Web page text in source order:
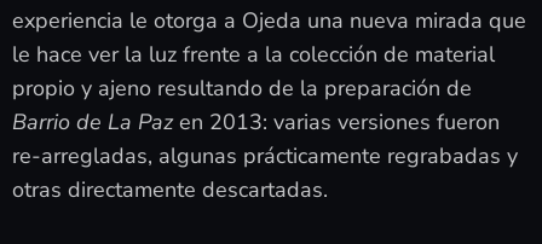
experiencia le otorga a Ojeda una nueva mirada que
le hace ver la luz frente a la colección de material
propio y ajeno resultando de la preparación de
Barrio de La Pazen 2013: varias versiones fueron
re-arregladas, algunas prácticamente regrabadas y
otras directamente descartadas.